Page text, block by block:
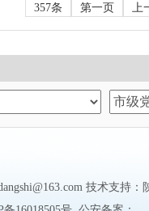
357条 第一页 上
技术支持：